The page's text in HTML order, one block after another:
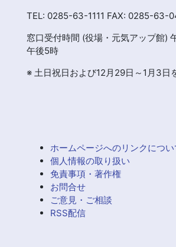
TEL: 0285-63-1111 FAX: 0285-63-
窓口受付時間 (役場・元気アップ館)
午後5時
※ 土日祝日および12月29日～1月3日
ホームページへのリンクについ
個人情報の取り扱い
免責事項・著作権
お問合せ
ご意見・ご相談
RSS配信